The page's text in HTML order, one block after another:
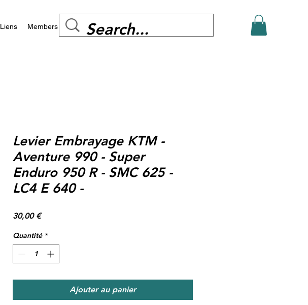
Liens Members
Levier Embrayage KTM -
Aventure 990 - Super
Enduro 950 R - SMC 625 -
LC4 E 640 -
30,00 €Prix
Quantité *
Ajouter au panier